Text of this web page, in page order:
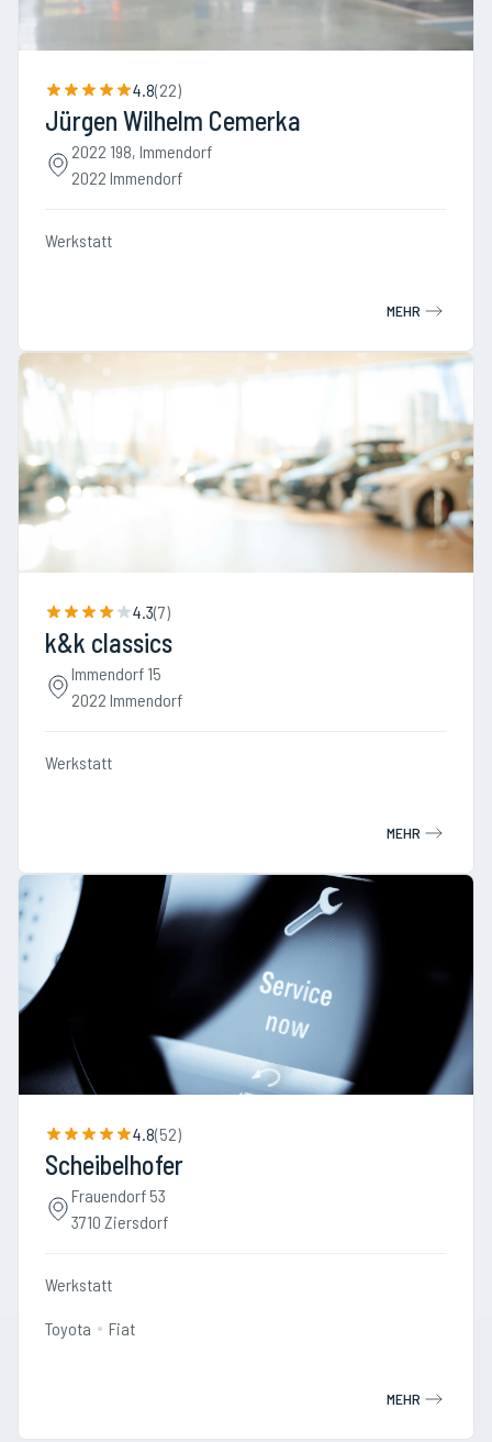
4.8(22)
Jürgen Wilhelm Cemerka
2022 198, Immendorf
2022 Immendorf
Werkstatt
MEHR
4.3(7)
k&k classics
Immendorf 15
2022 Immendorf
Werkstatt
MEHR
4.8(52)
Scheibelhofer
Frauendorf 53
3710 Ziersdorf
Werkstatt
Toyota Fiat
MEHR